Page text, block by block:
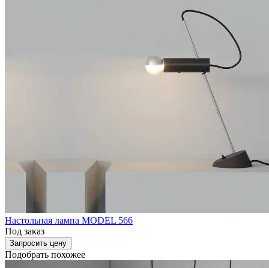
Настольная лампа MODEL 566
Под заказ
Запросить цену
Подобрать похожее